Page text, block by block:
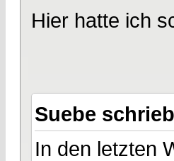
Hier hatte ich
Suebe
In den letzten